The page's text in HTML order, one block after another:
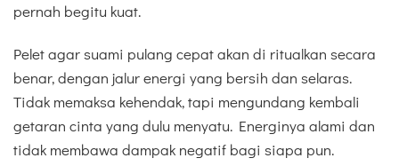
pernah begitu kuat.
Pelet agar suami pulang cepat akan di ritualkan secara
benar, dengan jalur energi yang bersih dan selaras.
Tidak memaksa kehendak, tapi mengundang kembali
getaran cinta yang dulu menyatu. Energinya alami dan
tidak membawa dampak negatif bagi siapa pun.